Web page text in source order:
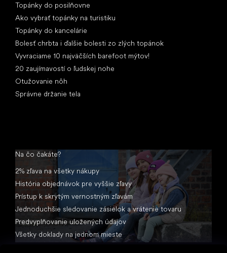
Topánky do posilňovne
Ako vybrať topánky na turistiku
Topánky do kancelárie
Bolesť chrbta i ďalšie bolesti zo zlých topánok
Vyvraciame 10 najväčších barefoot mýtov!
20 zaujímavostí o ľudskej nohe
Otužovanie nôh
Správne držanie tela
Na čo čakáte?
2% zľava na všetky nákupy
História objednávok pre vyššie zľavy
Prístup k skrytým vernostným zľavám
Jednoduchšie sledovanie zásielok a vrátenie tovaru
Predvyplňovanie uložených údajov
Všetky doklady na jednom mieste